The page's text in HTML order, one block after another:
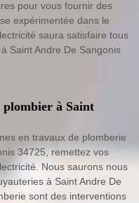
pour vous fournir des
expérimentée dans le
saura satisfaire tous
Saint Andre De Sangonis
à Saint
en travaux de plomberie
34725, remettez vos
Nous saurons nous
à Saint Andre De
sont des interventions